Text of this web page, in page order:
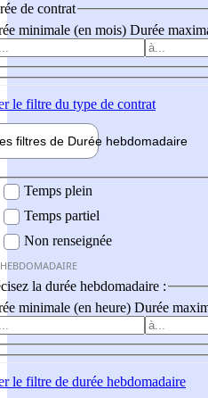
de contrat
minimale (en mois) Durée
le filtre du type de contrat
filtres de Durée hebdomadaire
Temps plein
Temps partiel
Non renseignée
la durée hebdomadaire :
minimale (en heure) Durée
le filtre de durée hebdomadaire